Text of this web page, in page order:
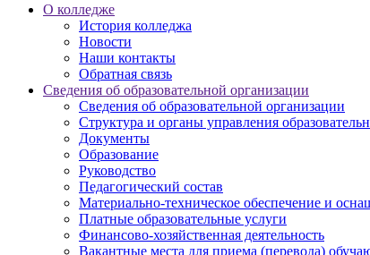
О колледже
История колледжа
Новости
Наши контакты
Обратная связь
Сведения об образовательной организации
Сведения об образовательной организации
Структура и органы управления
Документы
Образование
Руководство
Педагогический состав
Материально-техническое обеспечение и
Платные образовательные услуги
Финансово-хозяйственная деятельность
Вакантные места для приема (перевода)